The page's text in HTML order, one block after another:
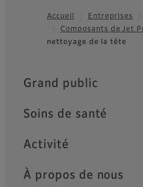
Accueil Entreprises
Composants de Jet
nettoyage de la tête
Quick Links
Grand public
Soins de santé
Activité
À propos de nous